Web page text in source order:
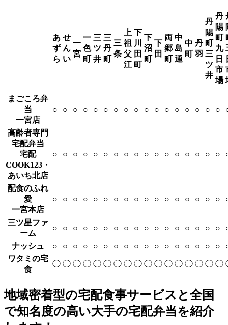
あ
ず
ら
せ
ん
い
一
宮
一
色
町
三
ツ
井
三
丹
町
三
条
上
祖
父
江
下
川
田
町
下
沼
町
下
田
両
郷
町
中
島
通
中
町
丹
羽
丹
陽
町
三
ツ
井
丹
陽
町
九
日
市
場
まごころ弁
当
一宮店
○ ○ ○ ○ ○ ○ ○ ○ ○ ○ ○ ○ ○ ○ ○ ○ ○
高齢者専門
宅配弁当
宅配
COOK123・
あいち北店
○ ○ ○ ○ ○ ○ ○ ○ ○ ○ ○ ○ ○ ○ ○ ○ ○
配食のふれ
愛
一宮本店
○ ○ ○ ○ ○ ○ ○ ○ ○ ○ ○ ○ ○ ○ ○ ○ ○
三ツ星ファ
ーム
○ ○ ○ ○ ○ ○ ○ ○ ○ ○ ○ ○ ○ ○ ○ ○ ○
ナッシュ ○ ○ ○ ○ ○ ○ ○ ○ ○ ○ ○ ○ ○ ○ ○ ○ ○
ワタミの宅
食
◯ ◯ ◯ ◯ ◯ ◯ ◯ ◯ ◯ ◯ ◯ ◯ ◯ ◯ ◯ ◯ ◯
地域密着型の宅配食事サービスと全国
で知名度の高い大手の宅配弁当を紹介